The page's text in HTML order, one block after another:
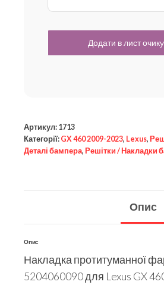
Артикул: 1713
Категорії: GX 460 2009-2023, Lexus,
Деталі бампера, Решітки / Накладки
Опис
Опис
Накладка протитуманної
5204060090 для Lexus GX